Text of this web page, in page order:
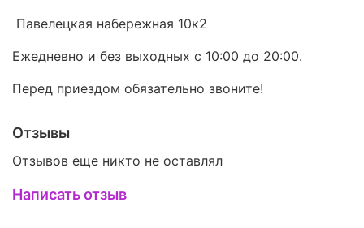
Павелецкая набережная 10к2
Ежедневно и без выходных с 10:00 до 20:00.
Перед приездом обязательно звоните!
Отзывы
Отзывов еще никто не оставлял
Написать отзыв